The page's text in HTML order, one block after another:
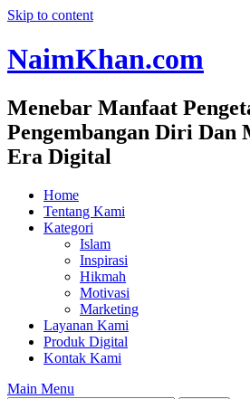
Skip to content
NaimKhan.com
Menebar Manfaat
Pengembangan Diri Dan
Era Digital
Home
Tentang Kami
Kategori
Islam
Inspirasi
Hikmah
Motivasi
Marketing
Layanan Kami
Produk Digital
Kontak Kami
Main Menu